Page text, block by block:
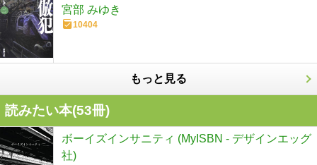
宮部 みゆき
10404
もっと見る
読みたい本(53冊)
ボーイズインサニティ (MyISBN - デザインエッグ
社)